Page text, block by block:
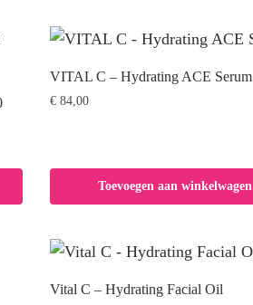
VITAL C – Hydrating ACE Serum
€84,00
Toevoegen aan winkelwagen
Vital C – Hydrating Facial Oil